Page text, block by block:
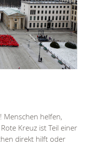
Menschen helfen,
Kreuz ist Teil einer
direkt hilft oder